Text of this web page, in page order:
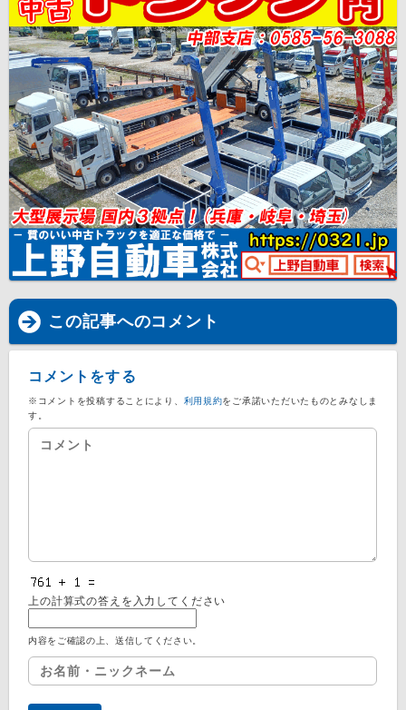
この記事へのコメント
コメントをする
※コメントを投稿することにより、 利用規約をご承諾いただいたものとみなしま
す。
上の計算式の答えを入力してください
内容をご確認の上、送信してください。